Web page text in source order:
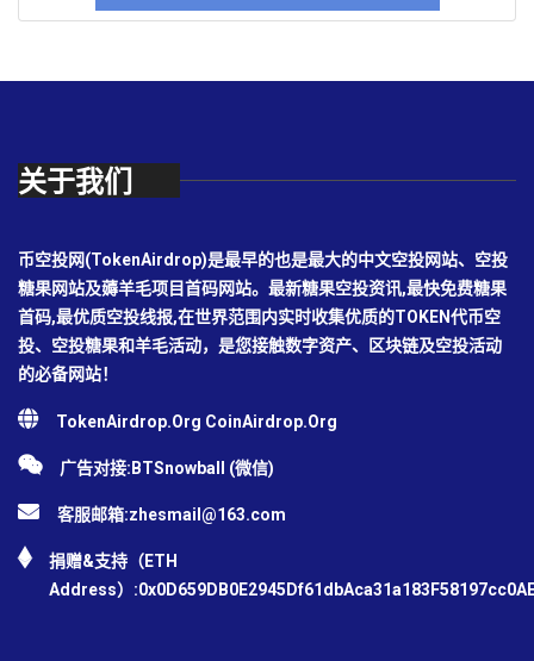
关于我们
币空投网(TokenAirdrop)是最早的也是最大的中文空投网站、空投
糖果网站及薅羊毛项目首码网站。最新糖果空投资讯,最快免费糖果
首码,最优质空投线报,在世界范围内实时收集优质的TOKEN代币空
投、空投糖果和羊毛活动，是您接触数字资产、区块链及空投活动
的必备网站！
TokenAirdrop.Org CoinAirdrop.Org
广告对接:BTSnowball (微信)
客服邮箱:zhesmail@163.com
捐赠&支持（ETH
Address）